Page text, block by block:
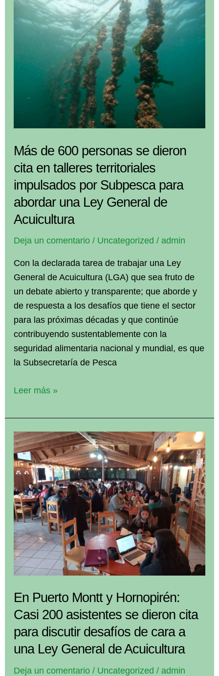
dos
importantes
eventos
vinculados
industria
acuícola
Más de 600 personas se dieron
cita en talleres territoriales
impulsados por Subpesca para
abordar una Ley General de
Acuicultura
Deja un comentario / Uncategorized /admin
Con la declarada tarea de trabajar una Ley
General de Acuicultura (LGA) que sea fruto de
un debate abierto y transparente; que aborde y
de respuesta a los desafíos que tiene el sector
para las próximas décadas y que continúe
contribuyendo sustentablemente con la
seguridad alimentaria nacional y mundial, es que
la Subsecretaría de Pesca
Más
600
personas
se
dieron
cita
en
talleres
territoriales
impulsados
por
Subpesca
para
una
Ley
General
de
Acuicultura
Leer más »
En Puerto Montt y Hornopirén:
Casi 200 asistentes se dieron cita
para discutir desafíos de cara a
una Ley General de Acuicultura
Deja un comentario / Uncategorized /admin